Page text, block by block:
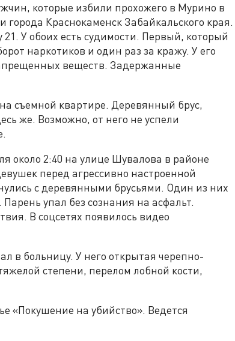
которые избили прохожего в Мурино в
Краснокаменск Забайкальского края.
У обоих есть судимости. Первый, который
наркотиков и один раз за кражу. У его
веществ. Задержанные
съемной квартире. Деревянный брус,
же. Возможно, от него не успели
около 2:40 на улице Шувалова в районе
перед агрессивно настроенной
с деревянными брусьями. Один из них
упал без сознания на асфальт.
В соцсетях появилось видео
в больницу. У него открытая черепно-
степени, перелом лобной кости,
«Покушение на убийство». Ведется